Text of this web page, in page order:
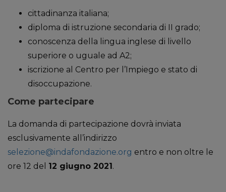
cittadinanza italiana;
diploma di istruzione secondaria di II grado;
conoscenza della lingua inglese di livello
superiore o uguale ad A2;
iscrizione al Centro per l’Impiego e stato di
disoccupazione.
Come partecipare
La domanda di partecipazione dovrà inviata
esclusivamente all’indirizzo
selezione@indafondazione.org entro e non oltre le
ore 12 del 12 giugno 2021.